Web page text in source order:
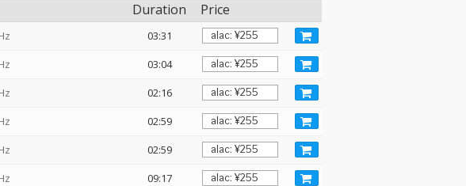
Duration Price
03:31
03:04
02:16
02:59
02:59
09:17